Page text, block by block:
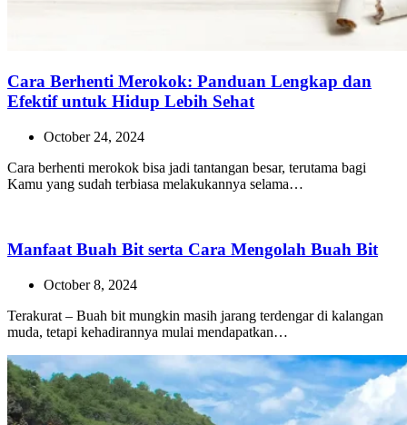
Cara Berhenti Merokok: Panduan Lengkap dan
Efektif untuk Hidup Lebih Sehat
October 24, 2024
Cara berhenti merokok bisa jadi tantangan besar, terutama bagi
Kamu yang sudah terbiasa melakukannya selama…
Manfaat Buah Bit serta Cara Mengolah Buah Bit
October 8, 2024
Terakurat – Buah bit mungkin masih jarang terdengar di kalangan
muda, tetapi kehadirannya mulai mendapatkan…